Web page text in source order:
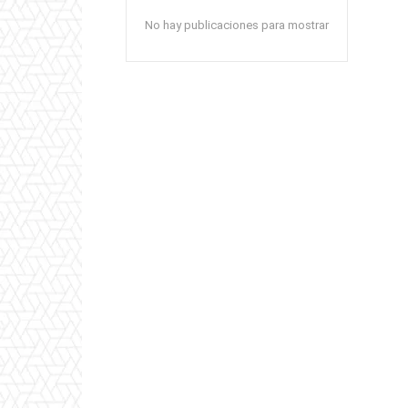
No hay publicaciones para mostrar